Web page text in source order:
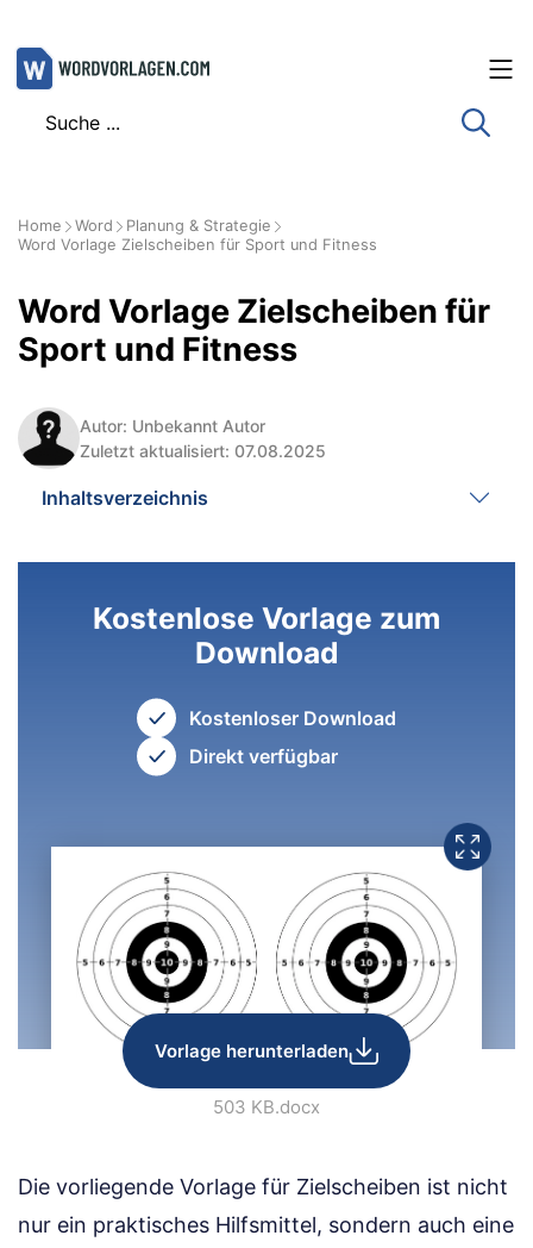
Zum
Inhalt
Home Word
Planung & Strategie
Word Vorlage Zielscheiben für Sport und Fitness
Word Vorlage Zielscheiben für
Sport und Fitness
Autor: Unbekannt Autor
Zuletzt aktualisiert: 07.08.2025
Inhaltsverzeichnis
Kostenlose Vorlage zum
Download
Kostenloser Download
Direkt verfügbar
Vorlage herunterladen
503 KB.docx
Die vorliegende Vorlage für Zielscheiben ist nicht
nur ein praktisches Hilfsmittel, sondern auch eine